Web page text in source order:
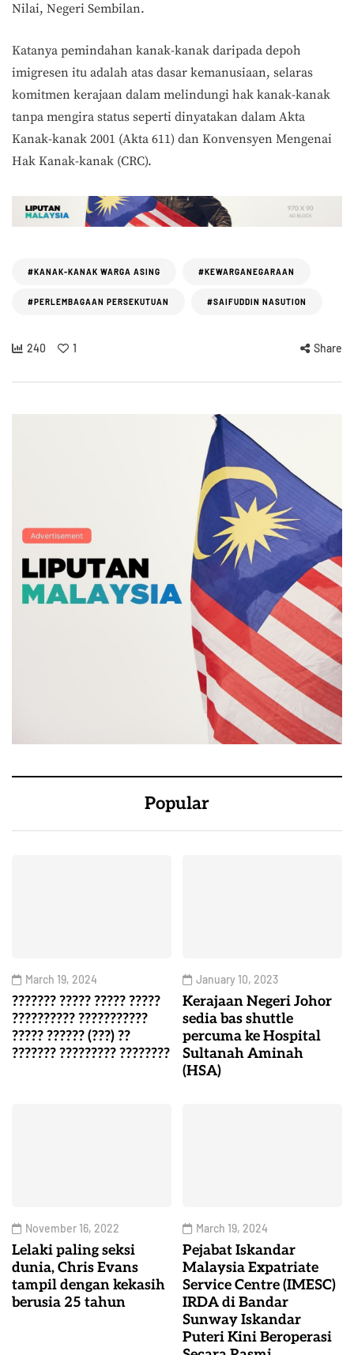
Nilai, Negeri Sembilan.
Katanya pemindahan kanak-kanak daripada depoh
imigresen itu adalah atas dasar kemanusiaan, selaras
komitmen kerajaan dalam melindungi hak kanak-kanak
tanpa mengira status seperti dinyatakan dalam Akta
Kanak-kanak 2001 (Akta 611) dan Konvensyen Mengenai
Hak Kanak-kanak (CRC).
#KANAK-KANAK WARGA ASING #KEWARGANEGARAAN
#PERLEMBAGAAN PERSEKUTUAN #SAIFUDDIN NASUTION
240 1 Share
Popular
March 19, 2024
??????? ????? ????? ?????
?????????? ???????????
????? ?????? (???) ??
??????? ????????? ????????
January 10, 2023
Kerajaan Negeri Johor
sedia bas shuttle
percuma ke Hospital
Sultanah Aminah
(HSA)
November 16, 2022
Lelaki paling seksi
dunia, Chris Evans
tampil dengan kekasih
berusia 25 tahun
March 19, 2024
Pejabat Iskandar
Malaysia Expatriate
Service Centre (IMESC)
IRDA di Bandar
Sunway Iskandar
Puteri Kini Beroperasi